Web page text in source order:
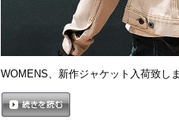
WOMENS、新作ジャケット入荷致し